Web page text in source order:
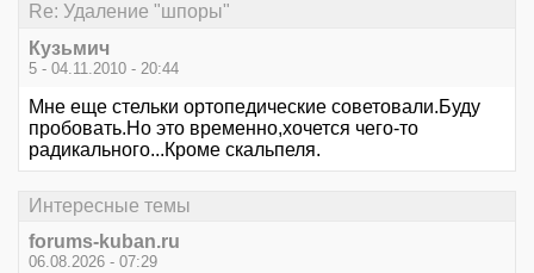
Re: Удаление "шпоры"
Кузьмич
5 - 04.11.2010 - 20:44
Мне еще стельки ортопедические советовали.Буду
пробовать.Но это временно,хочется чего-то
радикального...Кроме скальпеля.
Интересные темы
forums-kuban.ru
06.08.2026 - 07:29